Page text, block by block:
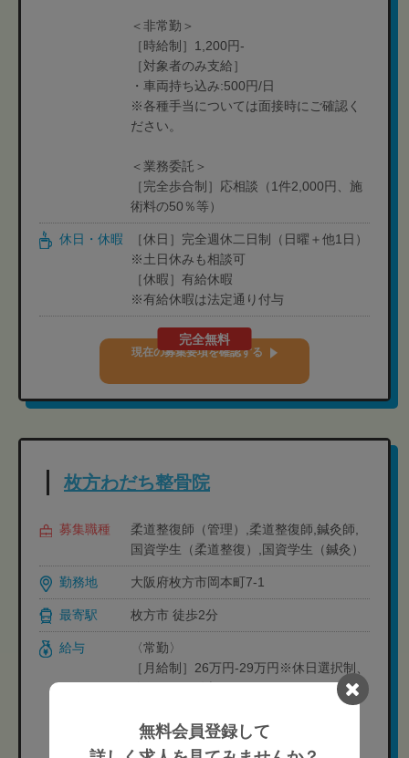
＜非常勤＞
［時給制］1,200円-
［対象者のみ支給］
・車両持ち込み:500円/日
※各種手当については面接時にご確認く
ださい。
＜業務委託＞
［完全歩合制］応相談（1件2,000円、施
術料の50％等）
休日・休暇
［休日］完全週休二日制（日曜＋他1日）
※土日休みも相談可
［休暇］有給休暇
※有給休暇は法定通り付与
完全無料
現在の募集要項を確認する
枚方わだち整骨院
募集職種
柔道整復師（管理）,柔道整復師,鍼灸師,
国資学生（柔道整復）,国資学生（鍼灸）
勤務地 大阪府枚方市岡本町7-1
最寄駅 枚方市 徒歩2分
給与
〈常勤〉
［月給制］26万円-29万円※休日選択制、
・月7日休み:275,000円-
・月8日休み:26万円-
無料会員登録して